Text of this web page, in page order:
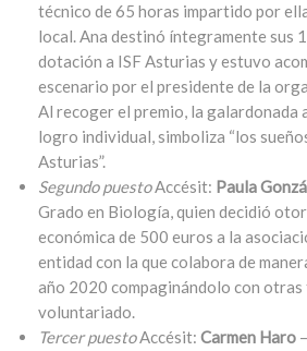
técnico de 65 horas impartido por
local. Ana destinó íntegramente sus
dotación a ISF Asturias y estuvo
escenario por el presidente de la
Al recoger el premio, la galardonada
logro individual, simboliza “los
Asturias”.
Segundo puestoAccésit: Paula
Grado en Biología, quien decidió
económica de 500 euros a la
entidad con la que colabora de
año 2020 compaginándolo con otras
voluntariado.
Tercer puestoAccésit: Carmen Haro